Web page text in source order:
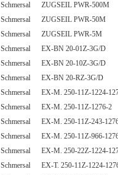
Schmersal ZUGSEIL PWR-500M
Schmersal ZUGSEIL PWR-50M
Schmersal ZUGSEIL PWR-5M
Schmersal EX-BN 20-01Z-3G/D
Schmersal EX-BN 20-10Z-3G/D
Schmersal EX-BN 20-RZ-3G/D
Schmersal EX-M. 250-11Z-1224-
Schmersal EX-M. 250-11Z-1276-2
Schmersal EX-M. 250-11Z-243-
Schmersal EX-M. 250-11Z-966-
Schmersal EX-M. 250-22Z-1224-
Schmersal EX-T. 250-11Z-1224-